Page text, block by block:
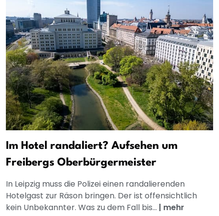
Im Hotel randaliert? Aufsehen um
Freibergs Oberbürgermeister
In Leipzig muss die Polizei einen randalierenden
Hotelgast zur Räson bringen. Der ist offensichtlich
kein Unbekannter. Was zu dem Fall bis... | mehr